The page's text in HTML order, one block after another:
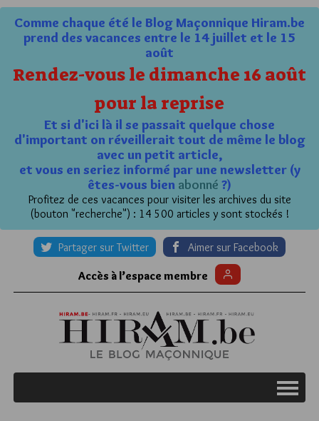
Comme chaque été le Blog Maçonnique Hiram.be
prend des vacances entre le 14 juillet et le 15
août
Rendez-vous le dimanche 16 août
pour la reprise
Et si d'ici là il se passait quelque chose
d'important on réveillerait tout de même le blog
avec un petit article,
et vous en seriez informé par une newsletter (y
êtes-vous bien abonné ?)
Profitez de ces vacances pour visiter les archives du site
(bouton "recherche") : 14 500 articles y sont stockés !
Partager sur Twitter Aimer sur Facebook
Accès à l’espace membre